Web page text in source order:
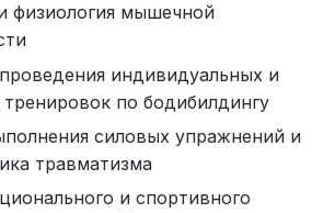
физиология мышечной
индивидуальных и
по бодибилдингу
силовых упражнений и
травматизма
и спортивного